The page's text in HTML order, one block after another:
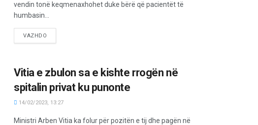
vendin tonë keqmenaxhohet duke bërë që pacientët të
humbasin...
VAZHDO
Vitia e zbulon sa e kishte rrogën në
spitalin privat ku punonte
14/02/2023, 13:27
Ministri Arben Vitia ka folur për pozitën e tij dhe pagën në